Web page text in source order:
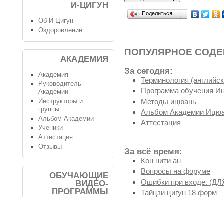
Поделиться…
ПОПУЛЯРНОЕ
За сегодня:
Терминология
Программа обучения
Методы ицюань
Альбом Академии
Аттестация
За всё время:
Кон нити ан
Вопросы на форуме
Ошибки при входе.
Тайцзи цигун 18 форм
И-ЦИГУН
Об И-Цигун
Оздоровление
АКАДЕМИЯ
Академия
Руководитель
Академии
Инструкторы и
группы
Альбом Академии
Ученики
Аттестация
Отзывы
ОБУЧАЮЩИЕ
ВИДЕО-
ПРОГРАММЫ